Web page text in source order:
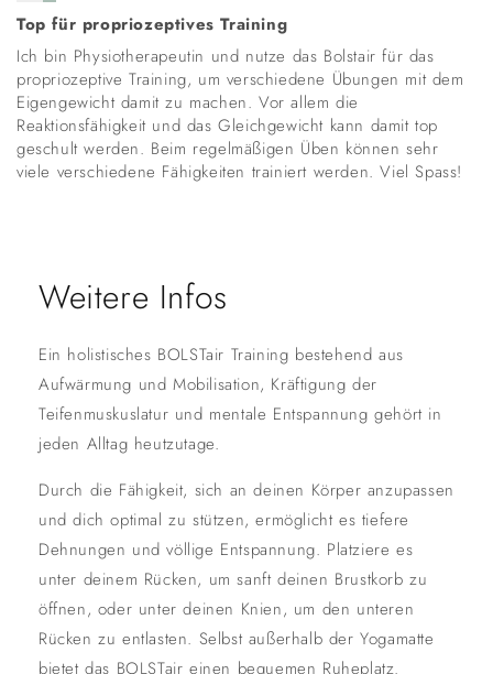
Top für propriozeptives Training
Ich bin Physiotherapeutin und nutze das Bolstair für das
propriozeptive Training, um verschiedene Übungen mit dem
Eigengewicht damit zu machen. Vor allem die
Reaktionsfähigkeit und das Gleichgewicht kann damit top
geschult werden. Beim regelmäßigen Üben können sehr
viele verschiedene Fähigkeiten trainiert werden. Viel Spass!
Weitere Infos
Ein holistisches BOLSTair Training bestehend aus
Aufwärmung und Mobilisation, Kräftigung der
Teifenmuskuslatur und mentale Entspannung gehört in
jeden Alltag heutzutage.
Durch die Fähigkeit, sich an deinen Körper anzupassen
und dich optimal zu stützen, ermöglicht es tiefere
Dehnungen und völlige Entspannung. Platziere es
unter deinem Rücken, um sanft deinen Brustkorb zu
öffnen, oder unter deinen Knien, um den unteren
Rücken zu entlasten. Selbst außerhalb der Yogamatte
bietet das BOLSTair einen bequemen Ruheplatz.